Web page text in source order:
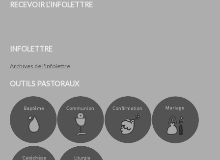
RECEVOIR L’INFOLETTRE
INFOLETTRE
Archives de l'Infolettre
OUTILS PASTORAUX